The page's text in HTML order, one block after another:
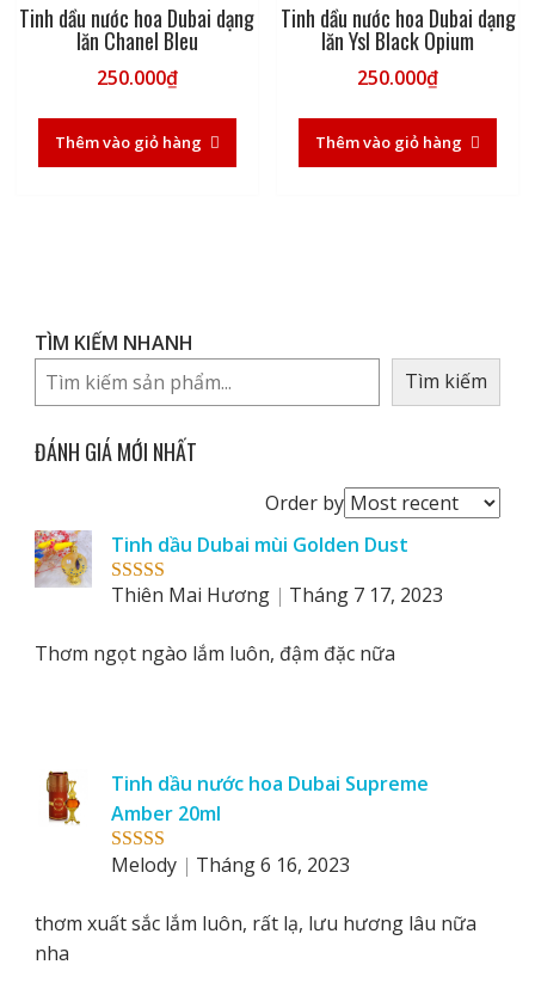
Tinh dầu nước hoa Dubai dạng
lăn Chanel Bleu
250.000₫
Thêm vào giỏ hàng
Tinh dầu nước hoa Dubai dạng
lăn Ysl Black Opium
250.000₫
Thêm vào giỏ hàng
TÌM KIẾM NHANH
Tìm kiếm
ĐÁNH GIÁ MỚI NHẤT
Order byOrder
by
Rated5 out
Tinh dầu Dubai mùi Golden Dust
Thiên Mai Hương
Tháng 7 17, 2023
Thơm ngọt ngào lắm luôn, đậm đặc nữa
Rated5out
Tinh dầu nước hoa Dubai Supreme
Amber 20ml
Melody
Tháng 6 16, 2023
thơm xuất sắc lắm luôn, rất lạ, lưu hương lâu nữa
nha